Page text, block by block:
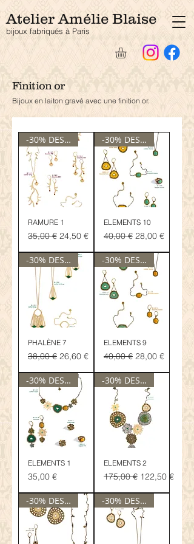
Atelier Amélie Blaise
bijoux fabriqués à Paris
Finition or
Bijoux en laiton gravé avec une finition or.
-30% DESTOCKAGE
RAMURE 1
Prix original
35,00 € Prix promotionnel
24,50 €
-30% DESTOCKAGE
ELEMENTS 10
Prix original
40,00 € Prix
28,00 €
-30% DESTOCKAGE
PHALÈNE 7
Prix original
38,00 € Prix promotionnel
26,60 €
-30% DESTOCKAGE
ELEMENTS 9
Prix original
40,00 € Prix
28,00 €
-30% DESTOCKAGE
ELEMENTS 1
Prix
35,00 €
-30% DESTOCKAGE
ELEMENTS 2
Prix original
175,00 € Prix
122,50 €
-30% DESTOCKAGE -30% DESTOCKAGE